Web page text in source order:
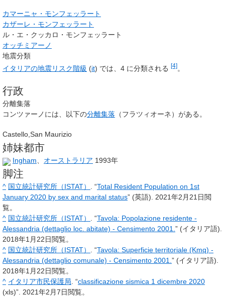
カマーニャ・モンフェッラート
カザーレ・モンフェッラート
ル・エ・クッカロ・モンフェッラート
オッチミアーノ
地震分類
イタリアの地震リスク階級 (it) では、4 に分類される [4] 。
行政
分離集落
コンツァーノには、以下の分離集落 （フラツィオーネ）がある。
Castello,San Maurizio
姉妹都市
Ingham オーストラリア 1993年
脚注
^ 国立統計研究所（ISTAT） . “Total Resident Population on 1st
January 2020 by sex and marital status” (英語). 2021年2月21日閲
覧。
^ 国立統計研究所（ISTAT） . “Tavola: Popolazione residente -
Alessandria (dettaglio loc. abitate) - Censimento 2001. ” (イタリア語).
2018年1月22日閲覧。
^ 国立統計研究所（ISTAT） . “Tavola: Superficie territoriale (Kmq) -
Alessandria (dettaglio comunale) - Censimento 2001. ” (イタリア語).
2018年1月22日閲覧。
^ イタリア市民保護局 . “classificazione sismica 1 dicembre 2020
(xls)”. 2021年2月7日閲覧。